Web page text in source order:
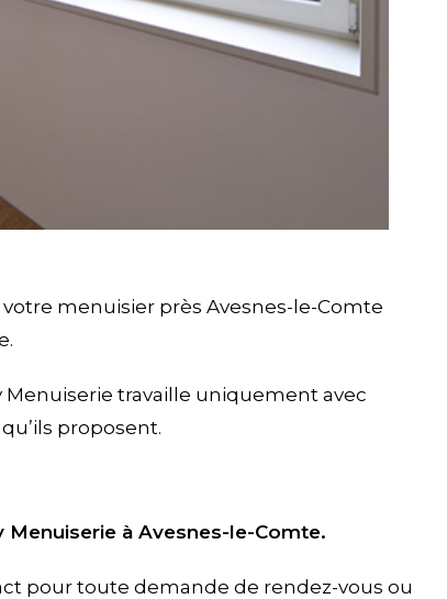
menuisier près Avesnes-le-Comte
Menuiserie travaille uniquement avec
qu’ils proposent.
Menuiserie à Avesnes-le-Comte.
pour toute demande de rendez-vous ou